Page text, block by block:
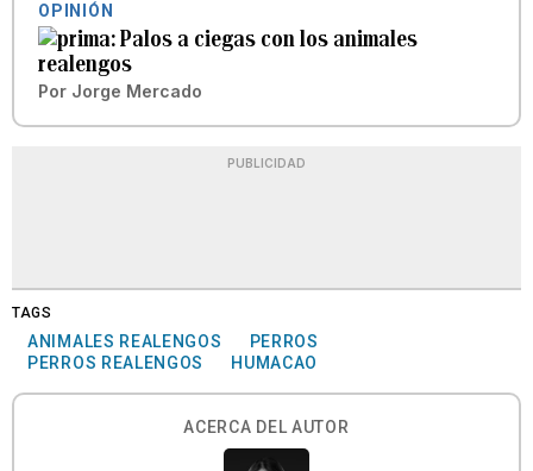
OPINIÓN
Palos a ciegas con los animales
realengos
Por Jorge Mercado
PUBLICIDAD
TAGS
ANIMALES REALENGOS
PERROS
PERROS REALENGOS
HUMACAO
ACERCA DEL AUTOR